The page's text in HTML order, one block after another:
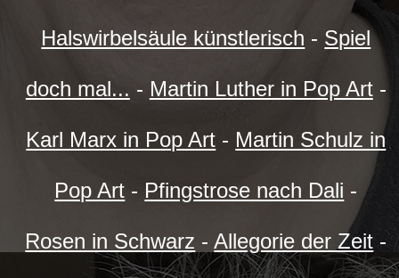
Halswirbelsäule künstlerisch - Spiel
doch mal... - Martin Luther in Pop Art-
Karl Marx in Pop Art - Martin Schulz in
Pop Art - Pfingstrose nach Dali -
Rosen in Schwarz -Allegorie der Zeit -